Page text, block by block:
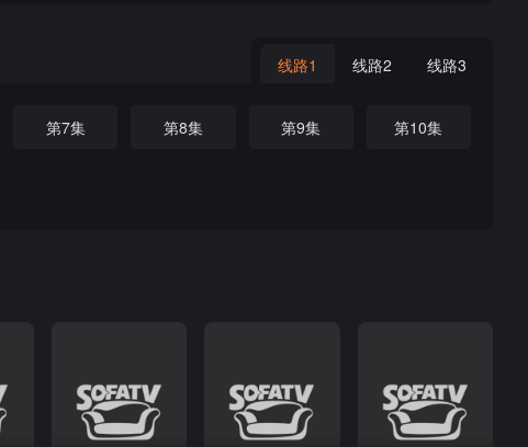
线路1 线路2 线路3
第7集 第8集 第9集 第10集